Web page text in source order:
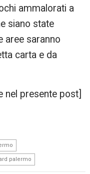
ammalorati a
siano state
aree saranno
carta e da
nel presente post]
palermo